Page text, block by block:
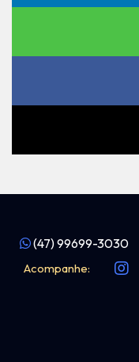
(47) 99699-3030
Acompanhe: